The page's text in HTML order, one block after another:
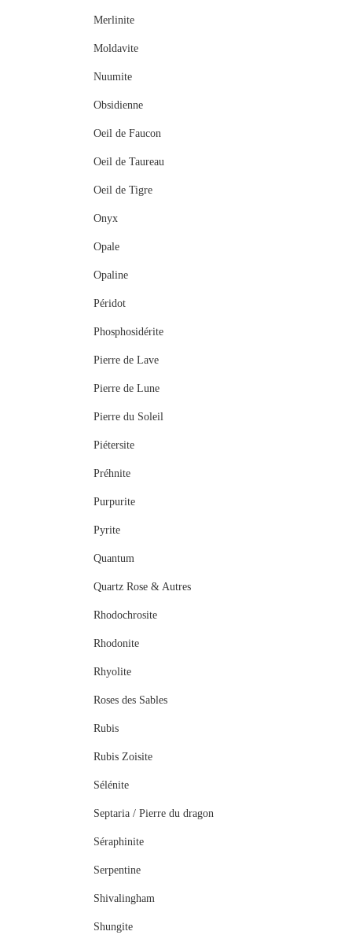
Merlinite
Moldavite
Nuumite
Obsidienne
Oeil de Faucon
Oeil de Taureau
Oeil de Tigre
Onyx
Opale
Opaline
Péridot
Phosphosidérite
Pierre de Lave
Pierre de Lune
Pierre du Soleil
Piétersite
Préhnite
Purpurite
Pyrite
Quantum
Quartz Rose & Autres
Rhodochrosite
Rhodonite
Rhyolite
Roses des Sables
Rubis
Rubis Zoisite
Sélénite
Septaria / Pierre du dragon
Séraphinite
Serpentine
Shivalingham
Shungite